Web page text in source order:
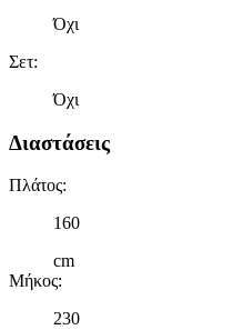
Όχι
Σετ:
Όχι
Διαστάσεις
Πλάτος:
160
cm
Μήκος:
230